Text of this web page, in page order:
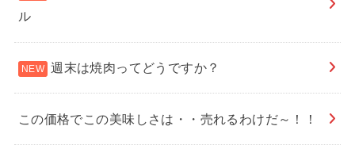
ル
週末は焼肉ってどうですか？
この価格でこの美味しさは・・売れるわけだ～！！